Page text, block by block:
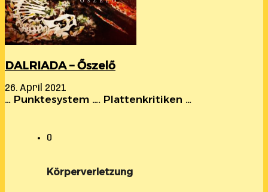
DALRIADA – Őszelő
26. April 2021
… Punktesystem …. Plattenkritiken …
0
Körperverletzung